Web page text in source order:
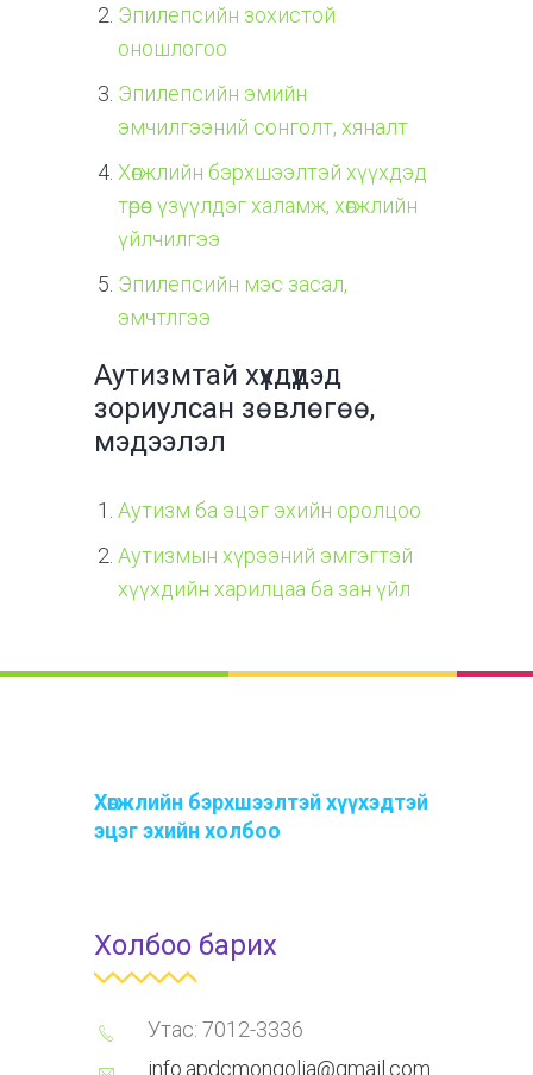
Эпилепсийн зохистой
оношлогоо
Эпилепсийн эмийн
эмчилгээний сонголт, хяналт
Хөгжлийн бэрхшээлтэй хүүхдэд
төрөөс үзүүлдэг халамж, хөгжлийн
үйлчилгээ
Эпилепсийн мэс засал,
эмчтлгээ
Аутизмтай хүүхдүүдэд
зориулсан зөвлөгөө,
мэдээлэл
Аутизм ба эцэг эхийн оролцоо
Аутизмын хүрээний эмгэгтэй
хүүхдийн харилцаа ба зан үйл
Хөгжлийн бэрхшээлтэй хүүхэдтэй
эцэг эхийн холбоо
Холбоо барих
Утас: 7012-3336
info.apdcmongolia@gmail.com